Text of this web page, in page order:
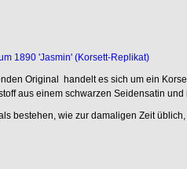
1890 'Jasmin' (Korsett-Replikat)
Original handelt es sich um ein
aus einem schwarzen Seidensatin
bestehen, wie zur damaligen Zeit